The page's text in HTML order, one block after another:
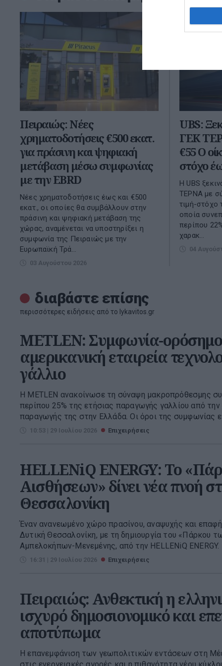
Πειραιώς: Νέες
χρηματοδοτήσεις €500 εκατ.
για πράσινη και ψηφιακή
μετάβαση μέσω συμφωνίας
με την EBRD
Νέες χρηματοδοτήσεις έως και €500
εκατ., οι οποίες θα συμβάλλουν στην
πράσινη και ψηφιακή μετάβαση της
χώρας, αναμένεται να υποστηρίξει η
συμφωνία της Πειραιώς με την
Eυρωπαϊκή Τρά...
03 Αυγούστου 2026
UBS:
ΓΕΚ
€55 Ο
στόχο
Η UBS
ΤΕΡΝΑ με
τιμή-στόχο
οποία
περίπου
χαρακ...
04
διαβάστε επίσης
περισσότερες ειδήσεις από το lykavitos.gr
METLEN: Συμφωνία-
αμερικανική εταιρεία
γάλλιο
Η METLEN ανακοίνωσε τη σύναψη μακροπρόθεσμης
περίπου 25% της ετήσιας παραγωγής γαλλίου από
παραγωγής της στην Ελλάδα. Οι όροι της συμφωνίας
10:53 | 29 Ιουλίου 2026 Επιχειρήσεις
HELLENiQ ENERGY: Το
Αισθήσεων» δίνει νέα πνοή
Θεσσαλονίκη
Έναν ανανεωμένο χώρο πρασίνου, αναψυχής και
Δυτική Θεσσαλονίκη, με τη δημιουργία του «Πάρκου
Αμπελοκήπων-Μενεμένης, από την HELLENiQ
16:31 | 29 Ιουλίου 2026 Επιχειρήσεις
Πειραιώς: Ανθεκτική η
ισχυρό δημοσιονομικό και
αποτύπωμα
Η επανεμφάνιση των γεωπολιτικών εντάσεων στη
στις ενεργειακές αγορές και η πιθανότητα νέου